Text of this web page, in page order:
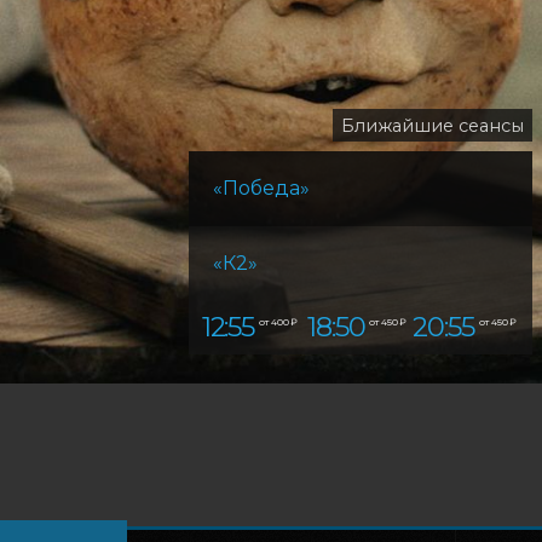
Ближайшие сеансы
«Победа»
«К2»
12:55 от 400 ₽ 18:50 от 450 ₽ 20:55 от 450 ₽